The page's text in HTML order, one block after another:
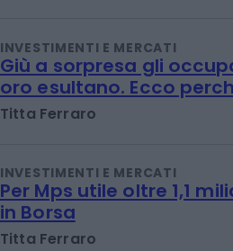
INVESTIMENTI E MERCATI
Giù a sorpresa gli
oro esultano. Ecco
Titta Ferraro
INVESTIMENTI E MERCATI
Per Mps utile oltre 1,1
in Borsa
Titta Ferraro